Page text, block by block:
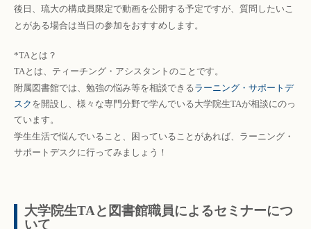
後日、琉大の構成員限定で動画を公開する予定ですが、質問したいこ
とがある場合は当日の参加をおすすめします。
*TAとは？
TAとは、ティーチング・アシスタントのことです。
附属図書館では、勉強の悩み等を相談できるラーニング・サポートデ
スク を開設し、様々な専門分野で学んでいる大学院生TAが相談にのっ
ています。
学生生活で悩んでいること、困っていることがあれば、ラーニング・
サポートデスクに行ってみましょう！
大学院生TAと図書館職員によるセミナーにつ
いて